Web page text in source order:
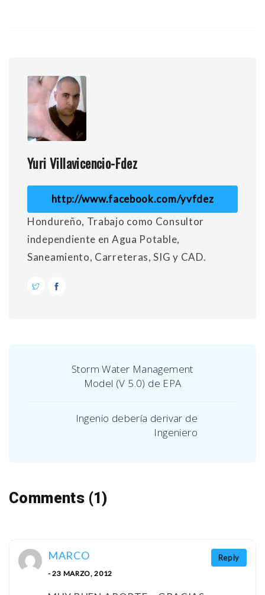
Yuri Villavicencio-Fdez
http://www.facebook.com/yvfdez
Hondureño, Trabajo como Consultor
independiente en Agua Potable,
Saneamiento, Carreteras, SIG y CAD.
Storm Water Management
Model (V 5.0) de EPA
Ingenio debería derivar de
Ingeniero
Comments (1)
Reply
MARCO
- 23 MARZO, 2012